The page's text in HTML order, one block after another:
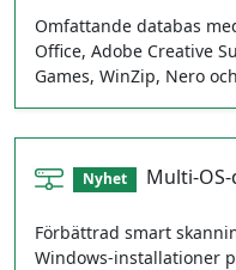
Omfattande databas
Office, Adobe Creative
Games, WinZip, Nero
Nyhet
Förbättrad smart
Windows‑installationer